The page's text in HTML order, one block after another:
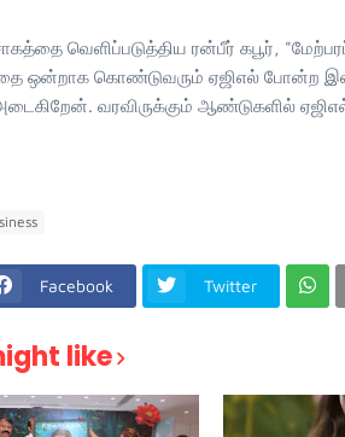
வெளிப்படுத்திய ரன்பீர் கபூர்,
ஒன்றாக கொண்டுவரும் ஏஜிஎல் போன்ற
வரவிருக்கும் ஆண்டுகளில்
Facebook Twitter
like